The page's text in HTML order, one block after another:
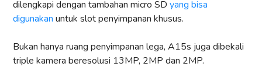
dilengkapi dengan tambahan micro SD yang bisa
digunakan untuk slot penyimpanan khusus.
Bukan hanya ruang penyimpanan lega, A15s juga dibekali
triple kamera beresolusi 13MP, 2MP dan 2MP.